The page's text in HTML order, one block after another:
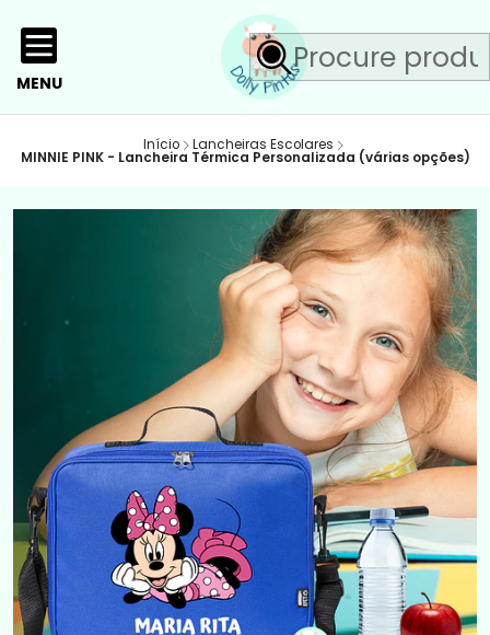
MENU
Início Lancheiras Escolares
MINNIE PINK - Lancheira Térmica Personalizada (várias opções)